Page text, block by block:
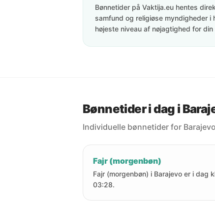
Bønnetider på Vaktija.eu hentes
samfund og religiøse myndigheder i
højeste niveau af nøjagtighed for
Bønnetider i dag i
Individuelle bønnetider for
Fajr (morgenbøn)
Fajr (morgenbøn) i Barajevo er i dag
03:28.